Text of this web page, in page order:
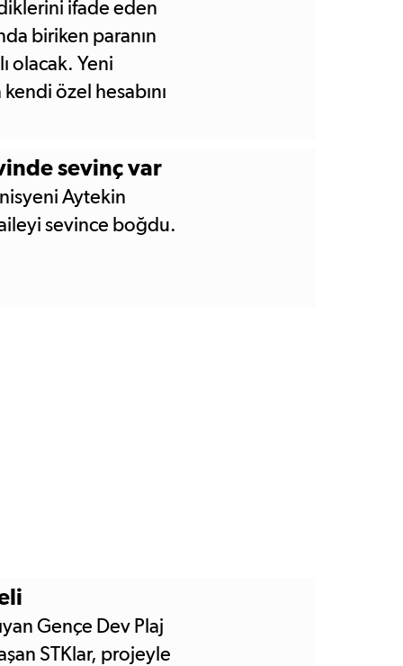
ifade eden
biriken paranın
olacak. Yeni
özel hesabını
sevinç var
Aytekin
aileyi sevince boğdu.
Gençe Dev Plaj
STKlar, projeyle